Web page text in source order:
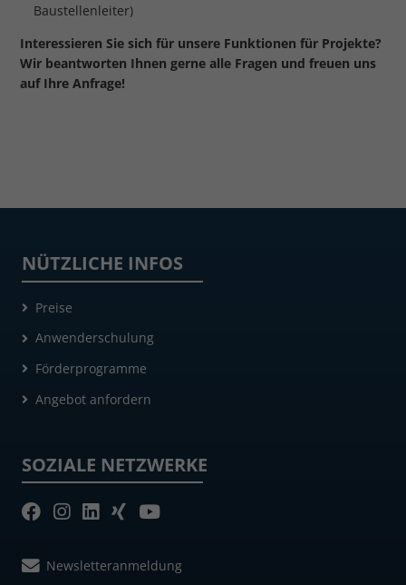
Baustellenleiter)
Interessieren Sie sich für unsere Funktionen für Projekte?
Wir beantworten Ihnen gerne alle Fragen und freuen uns
auf Ihre Anfrage!
NÜTZLICHE INFOS
Preise
Anwenderschulung
Förderprogramme
Angebot anfordern
SOZIALE NETZWERKE
Newsletteranmeldung